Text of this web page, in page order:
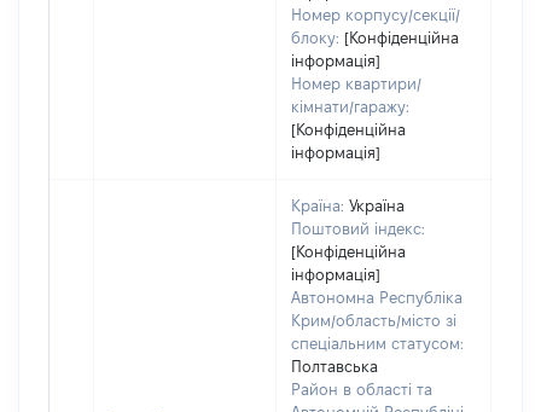
Номер корпусу/секції/
блоку: [Конфіденційна
інформація]
Номер квартири/
кімнати/гаражу:
[Конфіденційна
інформація]
Країна: Україна
Поштовий індекс:
[Конфіденційна
інформація]
Автономна Республіка
Крим/область/місто зі
спеціальним статусом:
Полтавська
Район в області та